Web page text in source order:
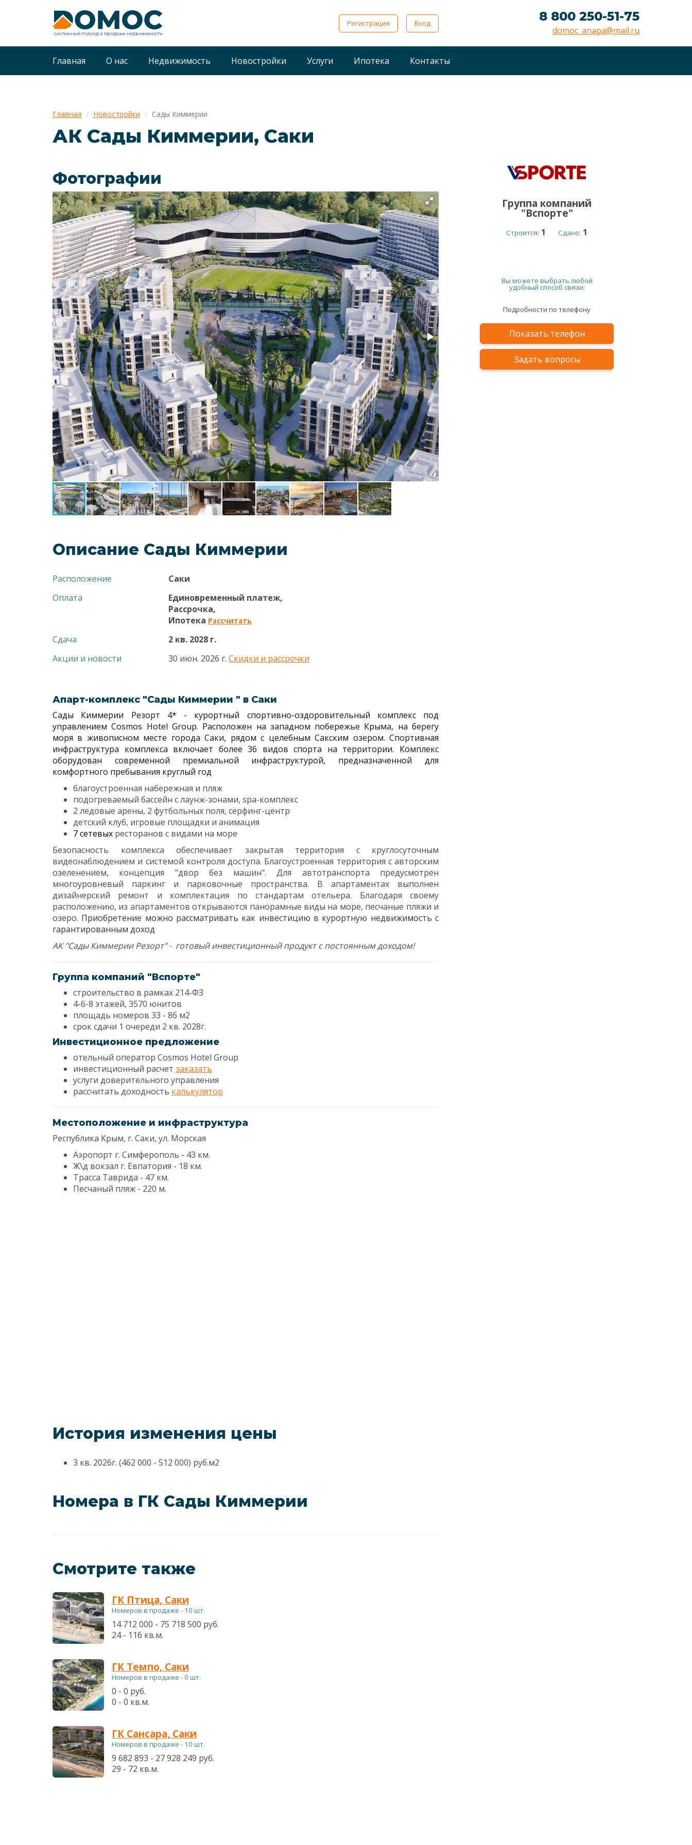
Регистрация Вход 8 800 250-51-75
domoc_anapa@mail.ru
Главная О нас Недвижимость Новостройки Услуги Ипотека Контакты
Главная Новостройки Сады Киммерии
АК Сады Киммерии, Саки
Фотографии
Описание Сады Киммерии
Расположение
Саки
Оплата
Единовременный платеж,
Рассрочка,
Ипотека Рассчитать
Сдача
2 кв. 2028 г.
Акции и новости
30 июн. 2026 г. Скидки и рассрочки
Апарт-комплекс "Сады Киммерии " в Саки
Сады Киммерии Резорт 4* - курортный спортивно-оздоровительный комплекс под
управлением Cosmos Hotel Group. Расположен на западном побережье Крыма, на берегу
моря в живописном месте города Саки, рядом с целебным Сакским озером. Спортивная
инфраструктура комплекса включает более 36 видов спорта на территории. Комплекс
оборудован современной премиальной инфраструктурой, предназначенной для
комфортного пребывания круглый год
благоустроенная набережная и пляж
подогреваемый бассейн с лаунж-зонами, spa-комплекс
2 ледовые арены, 2 футбольных поля, сёрфинг-центр
детский клуб, игровые площадки и анимация
7 сетевых ресторанов с видами на море
Безопасность комплекса обеспечивает закрытая территория с круглосуточным
видеонаблюдением и системой контроля доступа. Благоустроенная территория с авторским
озеленением, концепция "двор без машин". Для автотранспорта предусмотрен
многоуровневый паркинг и парковочные пространства. В апартаментах выполнен
дизайнерский ремонт и комплектация по стандартам отельера. Благодаря своему
расположению, из апартаментов открываются панорамные виды на море, песчаные пляжи и
озеро. Приобретение можно рассматривать как инвестицию в курортную недвижимость с
гарантированным доход
АК "Сады Киммерии Резорт" - готовый инвестиционный продукт с постоянным доходом!
Группа компаний "Вспорте"
строительство в рамках 214-ФЗ
4-6-8 этажей, 3570 юнитов
площадь номеров 33 - 86 м2
срок сдачи 1 очереди 2 кв. 2028г.
Инвестиционное предложение
отельный оператор Cosmos Hotel Group
инвестиционный расчет заказать
услуги доверительного управления
рассчитать доходность калькулятор
Местоположение и инфраструктура
Республика Крым, г. Саки, ул. Морская
Аэропорт г. Симферополь - 43 км.
Ж\д вокзал г. Евпатория - 18 км.
Трасса Таврида - 47 км.
Песчаный пляж - 220 м.
История изменения цены
3 кв. 2026г. (462 000 - 512 000) руб.м2
Номера в ГК Сады Киммерии
Смотрите также
ГК Птица, Саки
Номеров в продаже - 10 шт.
14 712 000 - 75 718 500 руб.
24 - 116 кв.м.
ГК Темпо, Саки
Номеров в продаже - 0 шт.
0 - 0 руб.
0 - 0 кв.м.
ГК Сансара, Саки
Номеров в продаже - 10 шт.
9 682 893 - 27 928 249 руб.
29 - 72 кв.м.
Группа компаний
"Вспорте"
Строится: 1 Сдано: 1
Вы можете выбрать любой
удобный способ связи:
Подробности по телефону
Показать телефон
Задать вопросы